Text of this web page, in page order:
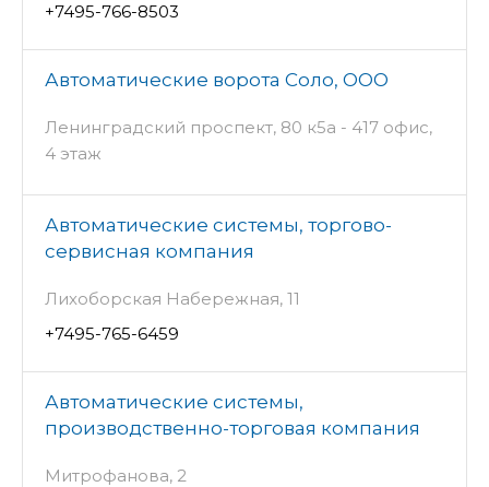
+7495-766-8503
Автоматические ворота Соло, ООО
Ленинградский проспект, 80 к5а - 417 офис,
4 этаж
Автоматические системы, торгово-
сервисная компания
Лихоборская Набережная, 11
+7495-765-6459
Автоматические системы,
производственно-торговая компания
Митрофанова, 2